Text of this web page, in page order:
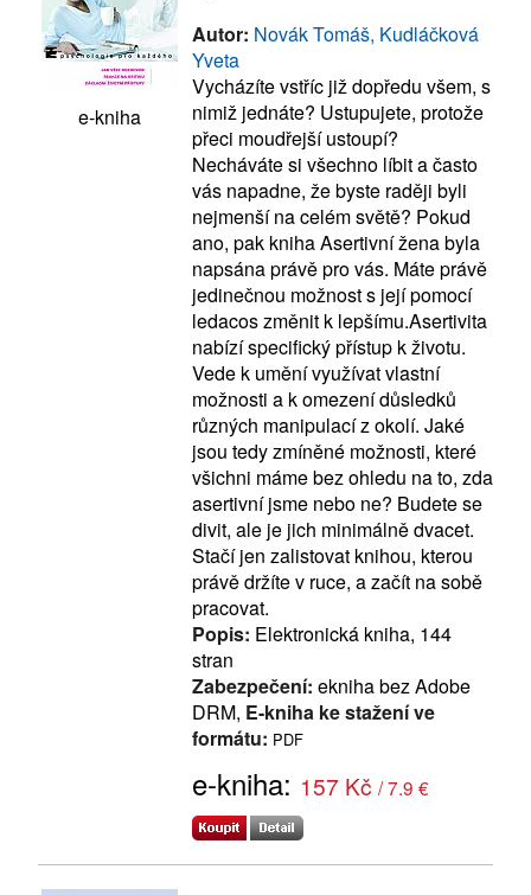
e-kniha
Autor: Novák Tomáš, Kudláčková
Yveta
Vycházíte vstříc již dopředu všem, s
nimiž jednáte? Ustupujete, protože
přeci moudřejší ustoupí?
Necháváte si všechno líbit a často
vás napadne, že byste raději byli
nejmenší na celém světě? Pokud
ano, pak kniha Asertivní žena byla
napsána právě pro vás. Máte právě
jedinečnou možnost s její pomocí
ledacos změnit k lepšímu.Asertivita
nabízí specifický přístup k životu.
Vede k umění využívat vlastní
možnosti a k omezení důsledků
různých manipulací z okolí. Jaké
jsou tedy zmíněné možnosti, které
všichni máme bez ohledu na to, zda
asertivní jsme nebo ne? Budete se
divit, ale je jich minimálně dvacet.
Stačí jen zalistovat knihou, kterou
právě držíte v ruce, a začít na sobě
pracovat.
Popis: Elektronická kniha, 144
stran
Zabezpečení: ekniha bez Adobe
DRM, E-kniha ke stažení ve
formátu: PDF
e-kniha: 157 Kč / 7.9 €